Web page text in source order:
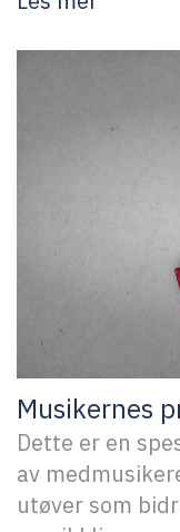
Musikernes
Dette er en
av
utøver som